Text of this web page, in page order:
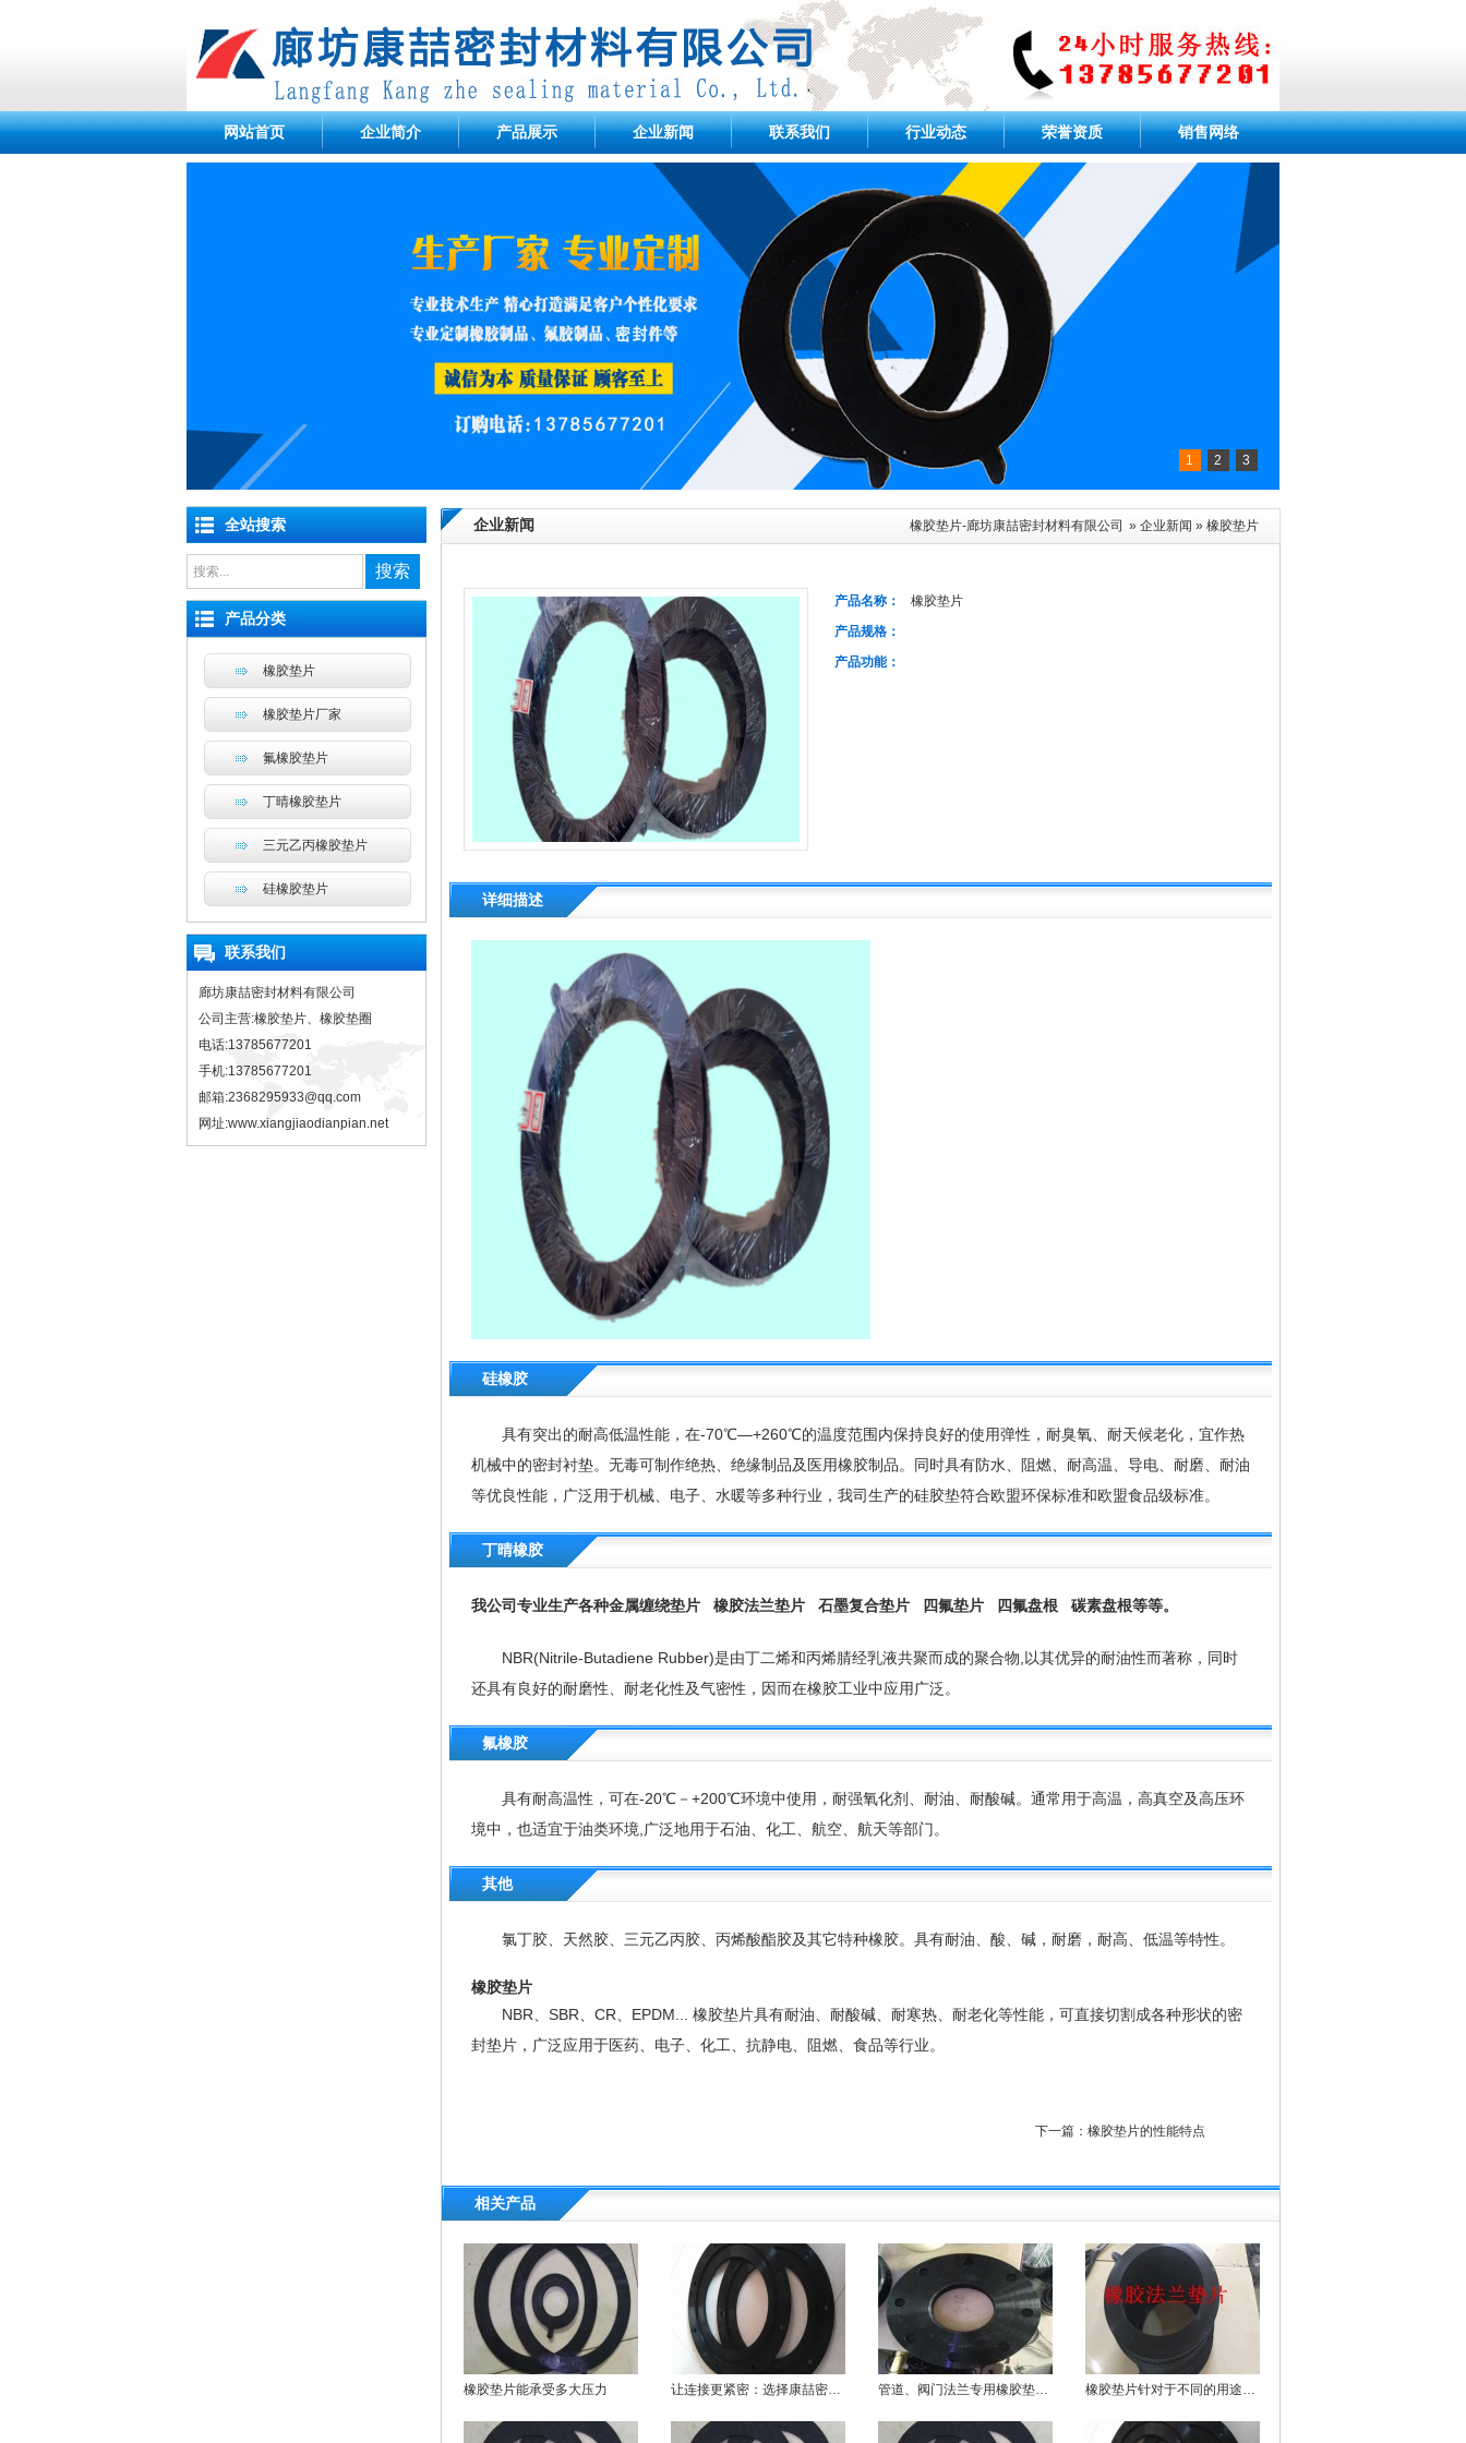
网站首页 企业简介 产品展示 企业新闻 联系我们 行业动态 荣誉资质 销售网络
1 2 3
企业新闻 橡胶垫片-廊坊康喆密封材料有限公司 » 企业新闻 » 橡胶垫片
产品名称：
橡胶垫片
产品规格：
产品功能：
详细描述
硅橡胶
具有突出的耐高低温性能，在-70℃—+260℃的温度范围内保持良好的使用弹性，耐臭氧、耐天候老化，宜作热
机械中的密封衬垫。无毒可制作绝热、绝缘制品及医用橡胶制品。同时具有防水、阻燃、耐高温、导电、耐磨、耐油
等优良性能，广泛用于机械、电子、水暖等多种行业，我司生产的硅胶垫符合欧盟环保标准和欧盟食品级标准。
丁晴橡胶
我公司专业生产各种金属缠绕垫片 橡胶法兰垫片 石墨复合垫片 四氟垫片 四氟盘根 碳素盘根等等。
NBR(Nitrile-Butadiene Rubber)是由丁二烯和丙烯腈经乳液共聚而成的聚合物,以其优异的耐油性而著称，同时
还具有良好的耐磨性、耐老化性及气密性，因而在橡胶工业中应用广泛。
氟橡胶
具有耐高温性，可在-20℃－+200℃环境中使用，耐强氧化剂、耐油、耐酸碱。通常用于高温，高真空及高压环
境中，也适宜于油类环境,广泛地用于石油、化工、航空、航天等部门。
其他
氯丁胶、天然胶、三元乙丙胶、丙烯酸酯胶及其它特种橡胶。具有耐油、酸、碱，耐磨，耐高、低温等特性。
橡胶垫片
NBR、SBR、CR、EPDM... 橡胶垫片具有耐油、耐酸碱、耐寒热、耐老化等性能，可直接切割成各种形状的密
封垫片，广泛应用于医药、电子、化工、抗静电、阻燃、食品等行业。
下一篇： 橡胶垫片的性能特点
相关产品
橡胶垫片能承受多大压力 让连接更紧密：选择康喆密封橡胶垫片的秘密！ 管道、阀门法兰专用橡胶垫片，规格齐全，材质多样 橡胶垫片针对于不同的用途方向
全站搜索
搜索
产品分类
橡胶垫片
橡胶垫片厂家
氟橡胶垫片
丁晴橡胶垫片
三元乙丙橡胶垫片
硅橡胶垫片
联系我们
廊坊康喆密封材料有限公司
公司主营:橡胶垫片、橡胶垫圈
电话:13785677201
手机:13785677201
邮箱:2368295933@qq.com
网址:www.xiangjiaodianpian.net